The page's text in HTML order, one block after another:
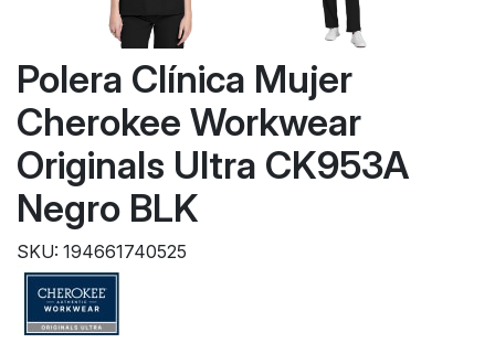
Polera Clínica Mujer
Cherokee Workwear
Originals Ultra CK953A
Negro BLK
SKU: 194661740525